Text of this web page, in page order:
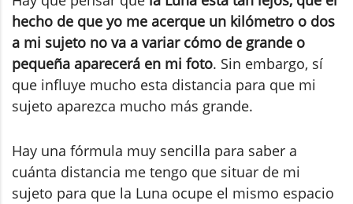
hecho de que yo me acerque un kilómetro o dos
a mi sujeto no va a variar cómo de grande o
pequeña aparecerá en mi foto. Sin embargo, sí
que influye mucho esta distancia para que mi
sujeto aparezca mucho más grande.
Hay una fórmula muy sencilla para saber a
cuánta distancia me tengo que situar de mi
sujeto para que la Luna ocupe el mismo espacio